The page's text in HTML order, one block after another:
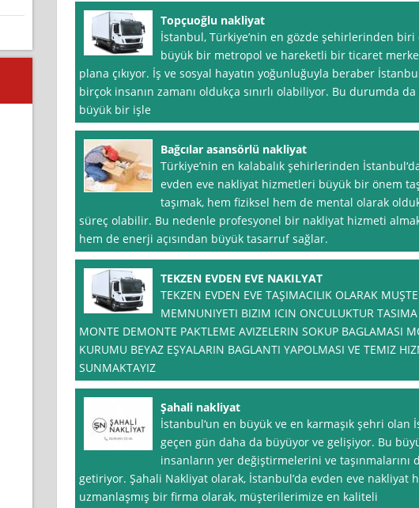
Topçuoğlu nakliyat
İstanbul, Türkiye’nin en gözde şehirlerinden biri
büyük bir metropol ve hareketli bir ticaret
plana çıkıyor. İş ve sosyal hayatın yoğunluğuyla beraber
birçok insanın zamanı oldukça sınırlı olabiliyor. Bu durumda
büyük bir işle
Bağcılar asansörlü nakliyat
Türkiye’nin en kalabalık şehirlerinden
evden eve nakliyat hizmetleri büyük bir önem
taşımak, hem fiziksel hem de mental olarak
süreç olabilir. Bu nedenle profesyonel bir nakliyat hizmeti
hem de enerji açısından büyük tasarruf sağlar.
TEKZEN EVDEN EVE NAKILYAT
TEKZEN EVDEN EVE TAŞIMACILIK OLARAK
MEMNUNIYETI BIZIM ICIN ONCULUKTUR
MONTE DEMONTE PAKTLEME AVIZELERIN SOKUP BAGLAMASI
KURUMU BEYAZ EŞYALARIN BAGLANTI YAPOLMASI VE TEMIZ
SUNMAKTAYIZ
Şahali nakliyat
İstanbul‘un en büyük ve en karmaşık şehri olan
geçen gün daha da büyüyor ve gelişiyor. Bu
insanların yer değiştirmelerini ve taşınmalarını
getiriyor. Şahali Nakliyat olarak, İstanbul’da evden eve nakliyat
uzmanlaşmış bir firma olarak, müşterilerimize en kaliteli